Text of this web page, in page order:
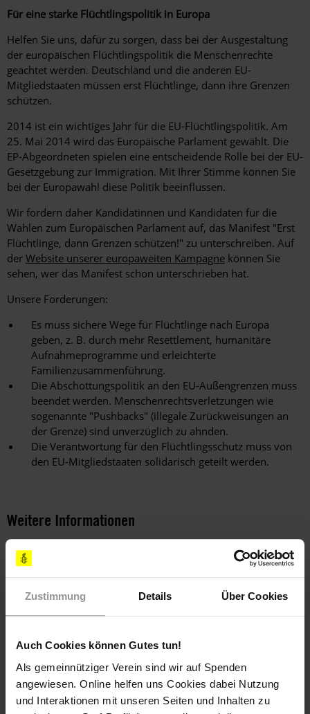
Zustimmung Details Über Cookies
Auch Cookies können Gutes tun!
Als gemeinnütziger Verein sind wir auf Spenden
angewiesen. Online helfen uns Cookies dabei Nutzung
und Interaktionen mit unseren Seiten und Inhalten zu
Für eine starke Flüchtlingspolitik in Europa
Helfen Sie uns, dafür zu sorgen, dass bei der Ausgestaltung
der europäischen Flüchtlingspolitik die Menschenrechte
geachtet werden. Deutschland und die anderen EU-
Mitgliedstaaten müssen erst Flüchtlinge, dann ihre Grenzen
schützen.
2014 ist ein wichtiges Jahr für die EU-Flüchtlingspolitik. Am
25. Mai 2014 wird das Europäische Parlament gewählt. Die
EP-Abgeordneten spielen eine entscheidende Rolle bei der EU-
Gesetzgebung zur Immigration. Mit Ihrer Stimme können Sie
bei der Europawahl diese Politik beeinflussen.
Wir fordern daher Kandidatinnen und Kandidaten für die
Wahlen zum Europäischen Parlament auf, das Manifest "Erst
Flüchtlinge, dann Grenzen schützen!" zu unterschreiben. Auf
der Website unserer europaweiten Kampagne können Sie
sehen, wer das Manifest schon unterschrieben hat.
Unsere Forderungen:
Es muss sichere Wege für Flüchtlinge nach Europa
geben, z. B. durch mehr Resettlement, humanitäre
Aufnahmeprogramme und erleichterte
Familienzusammenführung.
Die Abschottungspolitik an den EU-Außengrenzen muss
beendet werden. Menschenrechtsverletzungen wie
sogenannte "Pushbacks" (illegale Zurückweisungen an
der Grenze) sind unverzüglich zu ahnden.
Die Verantwortung für den Flüchtlingsschutz muss von
den EU-Mitgliedstaaten solidarisch geteilt werden.
Weitere Informationen
Länder
Themen
Flüchtlinge & Asyl